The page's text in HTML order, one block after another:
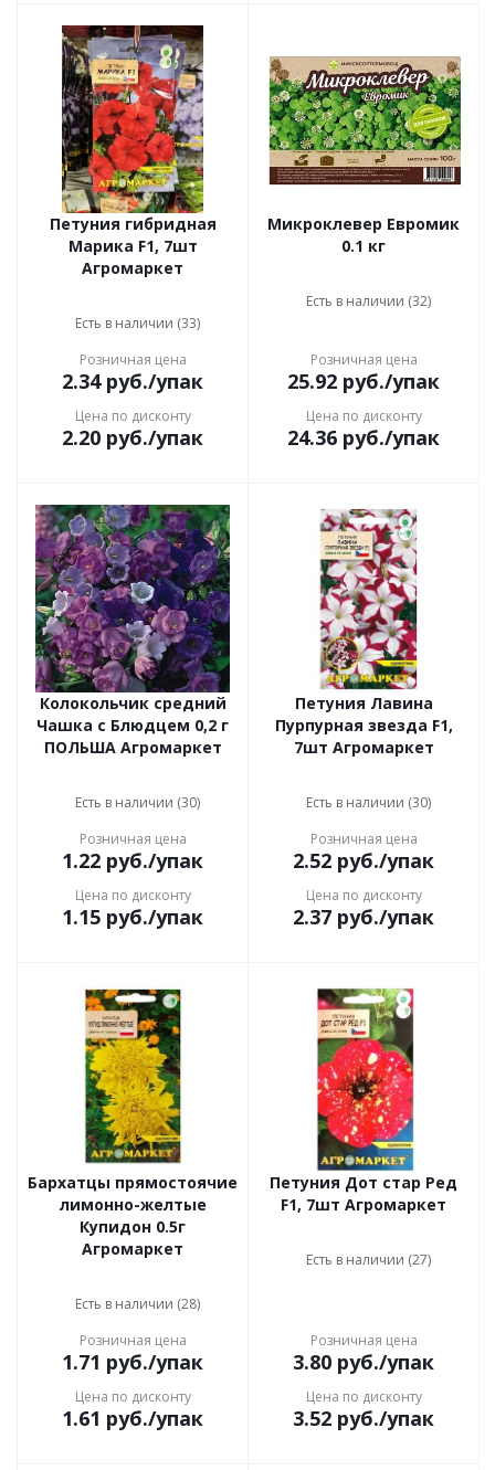
Петуния гибридная
Марика F1, 7шт
Агромаркет
Есть в наличии (33)
Розничная цена
2.34руб./упак
Цена по дисконту
2.20 руб./упак
Микроклевер Евромик
0.1 кг
Есть в наличии (32)
Розничная цена
25.92 руб./упак
Цена по дисконту
24.36 руб./упак
Колокольчик средний
Чашка с Блюдцем 0,2 г
ПОЛЬША Агромаркет
Есть в наличии (30)
Розничная цена
1.22 руб./упак
Цена по дисконту
1.15 руб./упак
Петуния Лавина
Пурпурная звезда F1,
7шт Агромаркет
Есть в наличии (30)
Розничная цена
2.52 руб./упак
Цена по дисконту
2.37 руб./упак
Бархатцы прямостоячие
лимонно-желтые
Купидон 0.5г
Агромаркет
Есть в наличии (28)
Розничная цена
1.71 руб./упак
Цена по дисконту
1.61 руб./упак
Петуния Дот стар Ред
F1, 7шт Агромаркет
Есть в наличии (27)
Розничная цена
3.80 руб./упак
Цена по дисконту
3.52 руб./упак